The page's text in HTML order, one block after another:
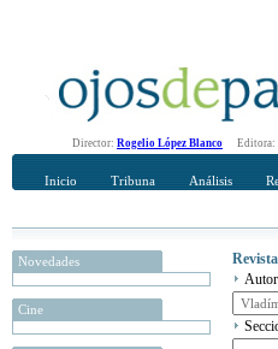
Director: Rogelio López Blanco Editora:
Inicio Tribuna Análisis
Novedades
Cine